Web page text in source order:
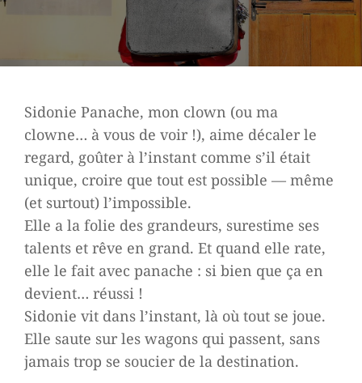
Sidonie Panache, mon clown (ou ma
clowne… à vous de voir !), aime décaler le
regard, goûter à l’instant comme s’il était
unique, croire que tout est possible — même
(et surtout) l’impossible.
Elle a la folie des grandeurs, surestime ses
talents et rêve en grand. Et quand elle rate,
elle le fait avec panache : si bien que ça en
devient… réussi !
Sidonie vit dans l’instant, là où tout se joue.
Elle saute sur les wagons qui passent, sans
jamais trop se soucier de la destination.